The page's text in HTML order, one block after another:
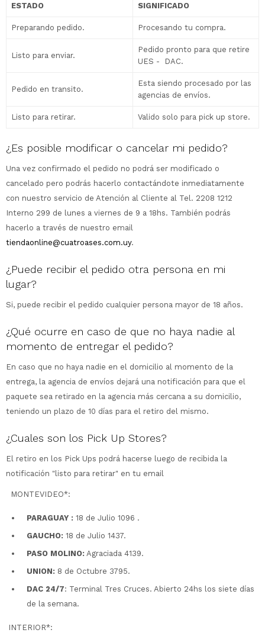
ESTADO SIGNIFICADO
Preparando pedido. Procesando tu compra.
Listo para enviar.
Pedido pronto para que retire
UES - DAC.
Pedido en transito.
Esta siendo procesado por las
agencias de envíos.
Listo para retirar. Valido solo para pick up store.
¿Es posible modificar o cancelar mi pedido?
Una vez confirmado el pedido no podrá ser modificado o
cancelado pero podrás hacerlo contactándote inmediatamente
con nuestro servicio de Atención al Cliente al Tel. 2208 1212
Interno 299 de lunes a viernes de 9 a 18hs. También podrás
hacerlo a través de nuestro email
tiendaonline@cuatroases.com.uy.
¿Puede recibir el pedido otra persona en mi
lugar?
Si, puede recibir el pedido cualquier persona mayor de 18 años.
¿Qué ocurre en caso de que no haya nadie al
momento de entregar el pedido?
En caso que no haya nadie en el domicilio al momento de la
entrega, la agencia de envíos dejará una notificación para que el
paquete sea retirado en la agencia más cercana a su domicilio,
teniendo un plazo de 10 días para el retiro del mismo.
¿Cuales son los Pick Up Stores?
El retiro en los Pick Ups podrá hacerse luego de recibida la
notificación "listo para retirar" en tu email
MONTEVIDEO*:
PARAGUAY : 18 de Julio 1096 .
GAUCHO: 18 de Julio 1437.
PASO MOLINO: Agraciada 4139.
UNION: 8 de Octubre 3795.
DAC 24/7: Terminal Tres Cruces. Abierto 24hs los siete días
de la semana.
INTERIOR*: